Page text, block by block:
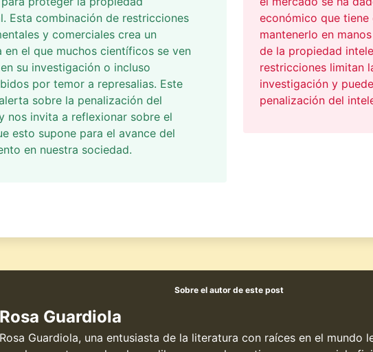
Esta combinación de restricciones
y comerciales crea un
en el que muchos científicos se ven
su investigación o incluso
por temor a represalias. Este
sobre la penalización del
nos invita a reflexionar sobre el
esto supone para el avance del
en nuestra sociedad.
económico que
mantenerlo en
de la propiedad
restricciones limitan
investigación y
penalización del
Sobre el autor de este post
Rosa Guardiola
Rosa Guardiola, una entusiasta de la literatura con raíces en el mundo